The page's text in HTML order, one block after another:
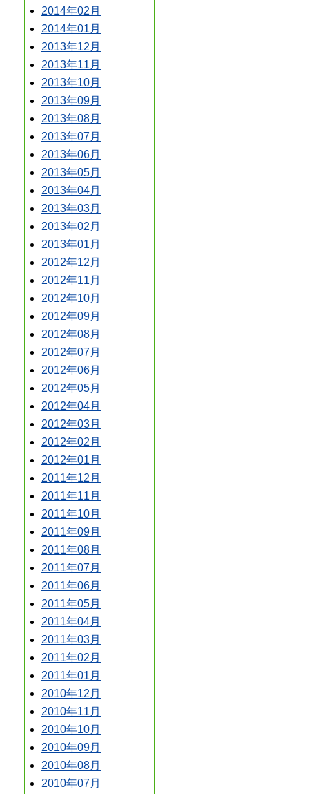
2014年02月
2014年01月
2013年12月
2013年11月
2013年10月
2013年09月
2013年08月
2013年07月
2013年06月
2013年05月
2013年04月
2013年03月
2013年02月
2013年01月
2012年12月
2012年11月
2012年10月
2012年09月
2012年08月
2012年07月
2012年06月
2012年05月
2012年04月
2012年03月
2012年02月
2012年01月
2011年12月
2011年11月
2011年10月
2011年09月
2011年08月
2011年07月
2011年06月
2011年05月
2011年04月
2011年03月
2011年02月
2011年01月
2010年12月
2010年11月
2010年10月
2010年09月
2010年08月
2010年07月